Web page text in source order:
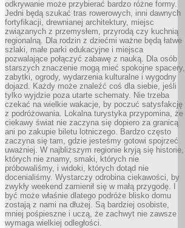
odkrywanie może przybierać bardzo różne formy.
Jedni będą szukać tras rowerowych, inni dawnych
fortyfikacji, drewnianej architektury, miejsc
związanych z przemysłem, przyrodą czy kuchnią
regionalną. Dla rodzin z dziećmi ważne będą łatwe
szlaki, małe parki edukacyjne i miejsca
pozwalające połączyć zabawę z nauką. Dla osób
starszych znaczenie mogą mieć spokojne spacery,
zabytki, ogrody, wydarzenia kulturalne i wygodny
dojazd. Każdy może znaleźć coś dla siebie, jeśli
tylko wyjdzie poza utarte schematy. Nie trzeba
czekać na wielkie wakacje, by poczuć satysfakcję
z podróżowania. Lokalna turystyka przypomina, że
ciekawy świat nie zaczyna się dopiero za granicą
ani po zakupie biletu lotniczego. Bardzo często
zaczyna się tam, gdzie jesteśmy gotowi spojrzeć
uważniej. W najbliższym regionie kryją się historie,
których nie znamy, smaki, których nie
próbowaliśmy, i widoki, których dotąd nie
docenialiśmy. Wystarczy odrobina ciekawości, by
zwykły weekend zamienił się w małą przygodę. I
być może właśnie dlatego podróże blisko domu
zostają z nami na dłużej. Są bardziej osobiste,
mniej pośpieszne i uczą, że zachwyt nie zawsze
wymaga wielkiej odległości.